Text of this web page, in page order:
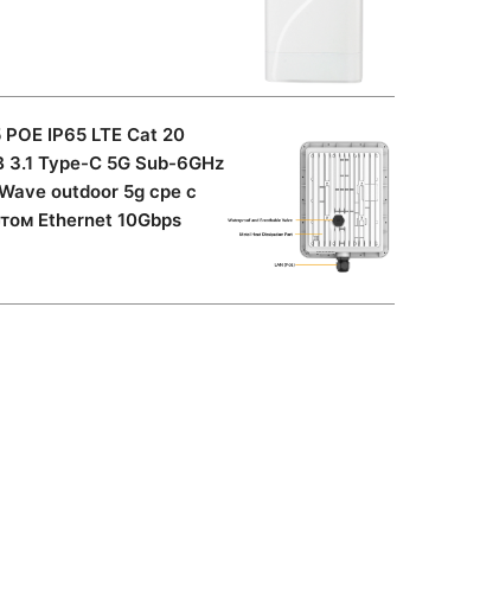
POE IP65 LTE Cat 20
3.1 Type-C 5G Sub-6GHz
outdoor 5g cpe с
Ethernet 10Gbps